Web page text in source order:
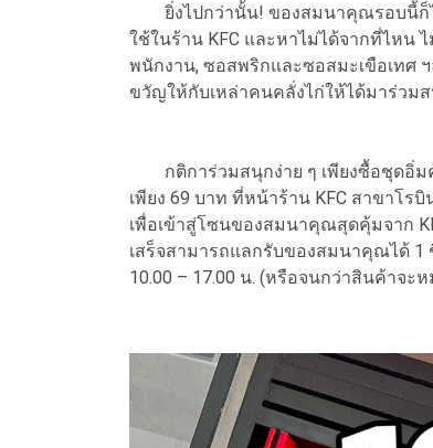
ยิ่งไปกว่านั้น! ของสมนาคุณรอบนี้ก็ไม่
ใช้ในร้าน KFC และหาไม่ได้จากที่ไหน
พนักงาน, ซอสพริกและซอสมะเขือเทศ
ขวัญให้กับเหล่าคนคลั่งไก่ให้ได้มาร่วม
กติการ่วมสนุกง่าย ๆ เพียงซื้อชุดอิ่ม
เพียง 69 บาท ที่หน้าร้าน KFC สาขาโ
เพื่อเข้าสู่โซนของสมนาคุณสุดคุ้มจาก
เสร็จสามารถแลกรับของสมนาคุณได้ 1
10.00 – 17.00 น. (หรือจนกว่าสินค้าจะ